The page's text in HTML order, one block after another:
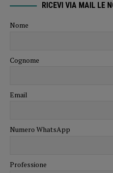
RICEVI VIA MAIL LE
Nome
Cognome
Email
Numero WhatsApp
Professione